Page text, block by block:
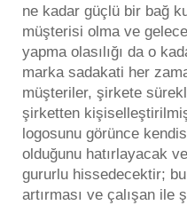
ne kadar güçlü bir bağ
müşterisi olma ve
yapma olasılığı da o
marka sadakati her
müşteriler, şirkete
şirketten
logosunu görünce
olduğunu hatırlayacak
gururlu hissedecektir;
artırması ve çalışan ile